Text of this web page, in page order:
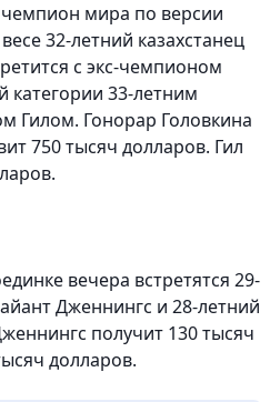
мира по версии
32-летний казахстанец
с экс-чемпионом
категории 33-летним
Гилом. Гонорар Головкина
750 тысяч долларов. Гил
вечера встретятся 29-
Дженнингс и 28-летний
получит 130 тысяч
долларов.